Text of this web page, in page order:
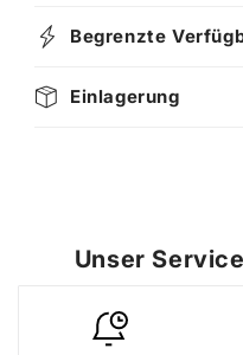
Begrenzte
Einlagerung
Unser